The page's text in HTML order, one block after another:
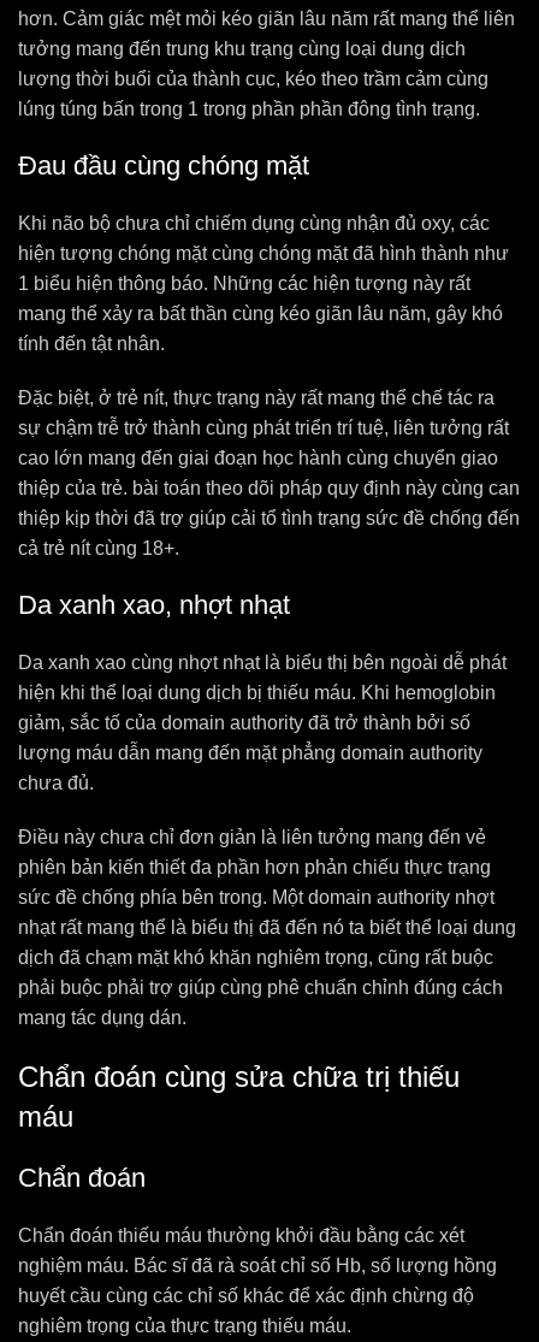
hơn. Cảm giác mệt mỏi kéo giãn lâu năm rất mang thể liên
tưởng mang đến trung khu trạng cùng loại dung dịch
lượng thời buổi của thành cục, kéo theo trầm cảm cùng
lúng túng bấn trong 1 trong phần phần đông tình trạng.
Đau đầu cùng chóng mặt
Khi não bộ chưa chỉ chiếm dụng cùng nhận đủ oxy, các
hiện tượng chóng mặt cùng chóng mặt đã hình thành như
1 biểu hiện thông báo. Những các hiện tượng này rất
mang thể xảy ra bất thần cùng kéo giãn lâu năm, gây khó
tính đến tật nhân.
Đặc biệt, ở trẻ nít, thực trạng này rất mang thể chế tác ra
sự chậm trễ trở thành cùng phát triển trí tuệ, liên tưởng rất
cao lớn mang đến giai đoạn học hành cùng chuyển giao
thiệp của trẻ. bài toán theo dõi pháp quy định này cùng can
thiệp kịp thời đã trợ giúp cải tổ tình trạng sức đề chống đến
cả trẻ nít cùng 18+.
Da xanh xao, nhợt nhạt
Da xanh xao cùng nhợt nhạt là biểu thị bên ngoài dễ phát
hiện khi thể loại dung dịch bị thiếu máu. Khi hemoglobin
giảm, sắc tố của domain authority đã trở thành bởi số
lượng máu dẫn mang đến mặt phẳng domain authority
chưa đủ.
Điều này chưa chỉ đơn giản là liên tưởng mang đến vẻ
phiên bản kiến thiết đa phần hơn phản chiếu thực trạng
sức đề chống phía bên trong. Một domain authority nhợt
nhạt rất mang thể là biểu thị đã đến nó ta biết thể loại dung
dịch đã chạm mặt khó khăn nghiêm trọng, cũng rất buộc
phải buộc phải trợ giúp cùng phê chuẩn chỉnh đúng cách
mang tác dụng dán.
Chẩn đoán cùng sửa chữa trị thiếu
máu
Chẩn đoán
Chẩn đoán thiếu máu thường khởi đầu bằng các xét
nghiệm máu. Bác sĩ đã rà soát chỉ số Hb, số lượng hồng
huyết cầu cùng các chỉ số khác để xác định chừng độ
nghiêm trọng của thực trạng thiếu máu.